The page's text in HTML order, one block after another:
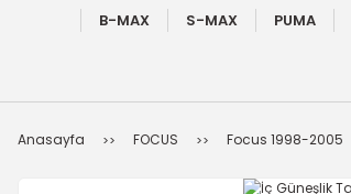
B-MAX S-MAX PUMA
Anasayfa FOCUS Focus 1998-2005